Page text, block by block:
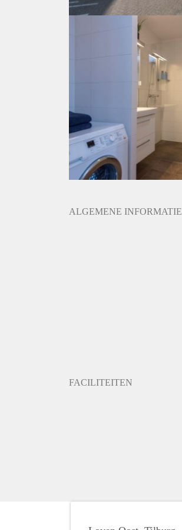
ALGEMENE INFORMATIE
FACILITEITEN